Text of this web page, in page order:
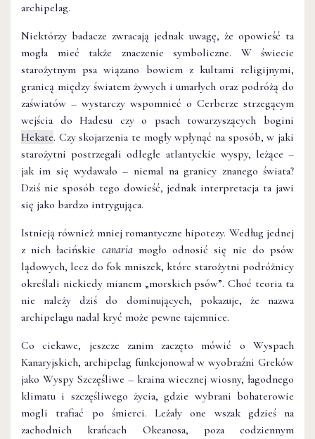
archipelag.
Niektórzy badacze zwracają jednak uwagę, że opowieść ta
mogła mieć także znaczenie symboliczne. W świecie
starożytnym psa wiązano bowiem z kultami religijnymi,
granicą między światem żywych i umarłych oraz podróżą do
zaświatów – wystarczy wspomnieć o Cerberze strzegącym
wejścia do Hadesu czy o psach towarzyszących bogini
Hekate. Czy skojarzenia te mogły wpłynąć na sposób, w jaki
starożytni postrzegali odległe atlantyckie wyspy, leżące –
jak im się wydawało – niemal na granicy znanego świata?
Dziś nie sposób tego dowieść, jednak interpretacja ta jawi
się jako bardzo intrygująca.
Istnieją również mniej romantyczne hipotezy. Według jednej
z nich łacińskie canariamogło odnosić się nie do psów
lądowych, lecz do fok mniszek, które starożytni podróżnicy
określali niekiedy mianem „morskich psów”. Choć teoria ta
nie należy dziś do dominujących, pokazuje, że nazwa
archipelagu nadal kryć może pewne tajemnice.
Co ciekawe, jeszcze zanim zaczęto mówić o Wyspach
Kanaryjskich, archipelag funkcjonował w wyobraźni Greków
jako Wyspy Szczęśliwe – kraina wiecznej wiosny, łagodnego
klimatu i szczęśliwego życia, gdzie wybrani bohaterowie
mogli trafiać po śmierci. Leżały one wszak gdzieś na
zachodnich krańcach Okeanosa, poza codziennym